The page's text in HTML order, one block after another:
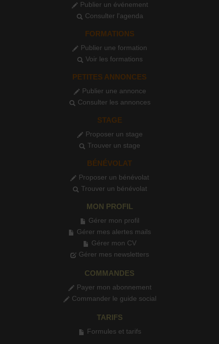
Publier un événement
Consulter l'agenda
FORMATIONS
Publier une formation
Voir les formations
PETITES ANNONCES
Publier une annonce
Consulter les annonces
STAGE
Proposer un stage
Trouver un stage
BÉNÉVOLAT
Proposer un bénévolat
Trouver un bénévolat
MON PROFIL
Gérer mon profil
Gérer mes alertes mails
Gérer mon CV
Gérer mes newsletters
COMMANDES
Payer mon abonnement
Commander le guide social
TARIFS
Formules et tarifs